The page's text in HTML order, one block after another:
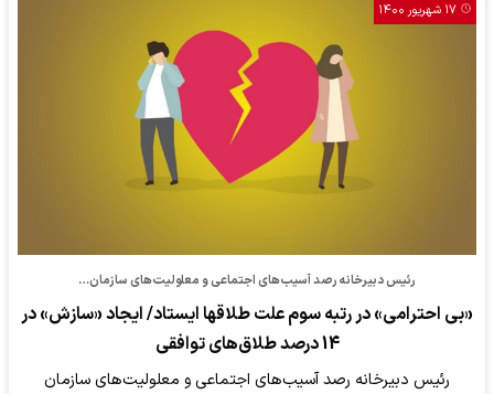
۱۷ شهریور ۱۴۰۰
رئیس دبیرخانه رصد آسیب‌های اجتماعی و معلولیت‌های سازمان…
«بی احترامی» در رتبه سوم علت طلاقها ایستاد/ ایجاد «سازش» در
14 درصد طلاق‌های توافقی
رئیس دبیرخانه رصد آسیب‌های اجتماعی و معلولیت‌های سازمان